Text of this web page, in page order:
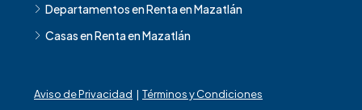
Departamentos en Renta en Mazatlán
Casas en Renta en Mazatlán
Aviso de Privacidad | Términos y Condiciones